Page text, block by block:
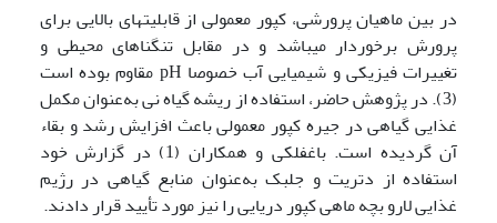
در بین ماهیان پرورشی، کپور معمولی از قابلیت­های بالایی برای
پرورش برخوردار می­باشد و در مقابل تنگنا­های محیطی و
تغییرات فیزیکی و شیمیایی آب خصوصا pH مقاوم بوده است
(3). در پژوهش حاضر، استفاده از ریشه گیاه نی به‌عنوان مکمل
غذایی گیاهی در جیره کپور معمولی باعث افزایش رشد و بقاء
آن گردیده است. باغفلکی و همکاران (1) در گزارش خود
استفاده از دتریت و جلبک به‌عنوان منابع گیاهی در رژیم
غذایی لارو بچه ماهی کپور دریایی را نیز مورد تأیید قرار دادند.